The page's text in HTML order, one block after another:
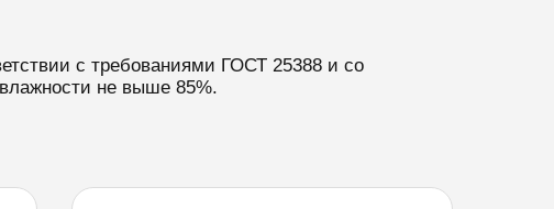
с требованиями ГОСТ 25388 и со
не выше 85%.